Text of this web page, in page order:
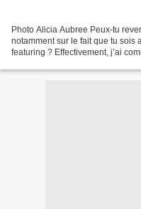
Photo Alicia Aubree Peux-tu
notamment sur le fait que tu sois
featuring ? Effectivement, j’ai